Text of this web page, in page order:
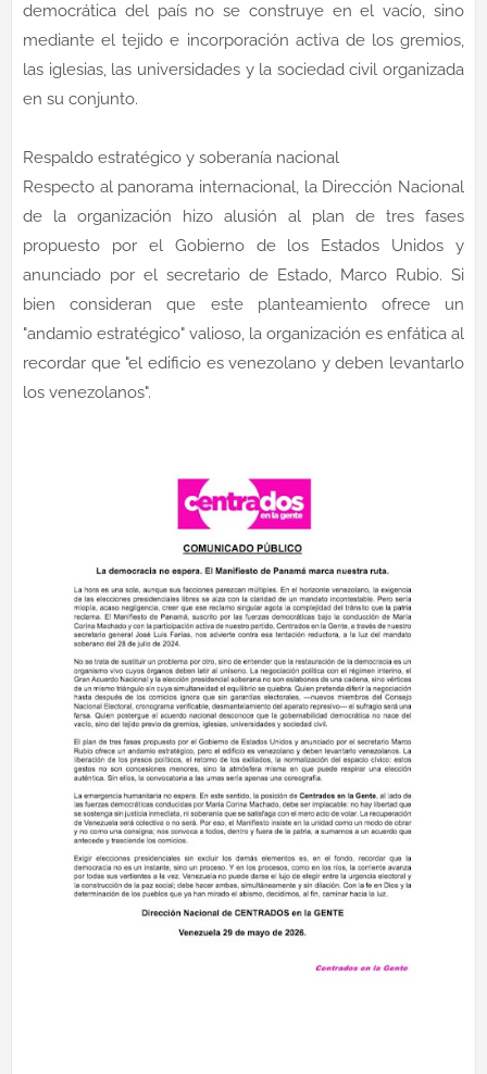
democrática del país no se construye en el vacío, sino
mediante el tejido e incorporación activa de los gremios,
las iglesias, las universidades y la sociedad civil organizada
en su conjunto.
Respaldo estratégico y soberanía nacional
Respecto al panorama internacional, la Dirección Nacional
de la organización hizo alusión al plan de tres fases
propuesto por el Gobierno de los Estados Unidos y
anunciado por el secretario de Estado, Marco Rubio. Si
bien consideran que este planteamiento ofrece un
"andamio estratégico" valioso, la organización es enfática al
recordar que "el edificio es venezolano y deben levantarlo
los venezolanos".